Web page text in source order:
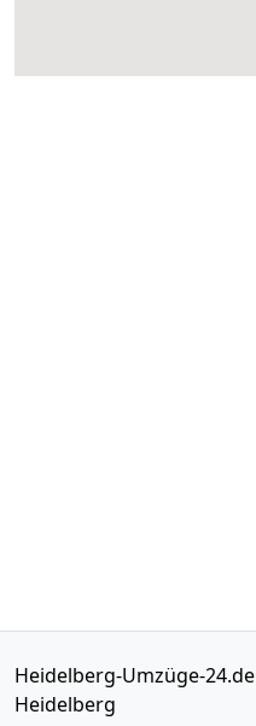
Heidelberg-Umzüge-24.de
Heidelberg